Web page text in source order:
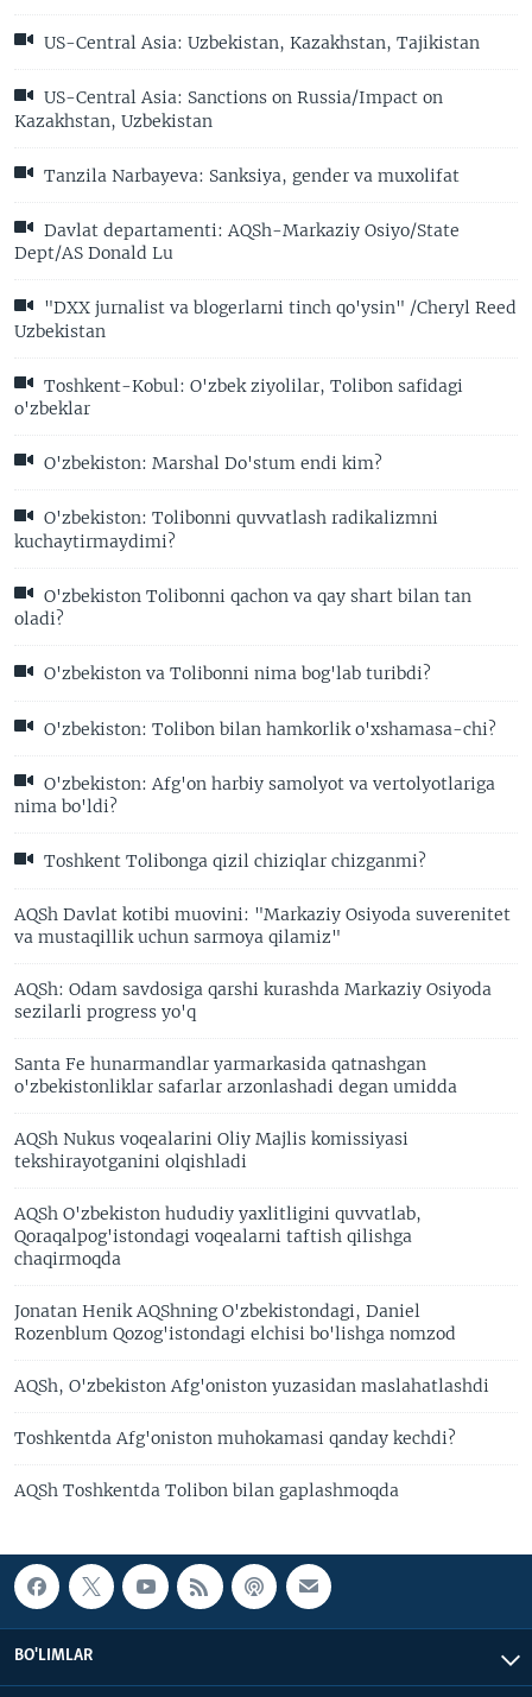
US-Central Asia: Uzbekistan, Kazakhstan, Tajikistan
US-Central Asia: Sanctions on Russia/Impact on
Kazakhstan, Uzbekistan
Tanzila Narbayeva: Sanksiya, gender va muxolifat
Davlat departamenti: AQSh-Markaziy Osiyo/State
Dept/AS Donald Lu
"DXX jurnalist va blogerlarni tinch qo'ysin" /Cheryl Reed
Uzbekistan
Toshkent-Kobul: O'zbek ziyolilar, Tolibon safidagi
o'zbeklar
O'zbekiston: Marshal Do'stum endi kim?
O'zbekiston: Tolibonni quvvatlash radikalizmni
kuchaytirmaydimi?
O'zbekiston Tolibonni qachon va qay shart bilan tan
oladi?
O'zbekiston va Tolibonni nima bog'lab turibdi?
O'zbekiston: Tolibon bilan hamkorlik o'xshamasa-chi?
O'zbekiston: Afg'on harbiy samolyot va vertolyotlariga
nima bo'ldi?
Toshkent Tolibonga qizil chiziqlar chizganmi?
AQSh Davlat kotibi muovini: "Markaziy Osiyoda suverenitet
va mustaqillik uchun sarmoya qilamiz"
AQSh: Odam savdosiga qarshi kurashda Markaziy Osiyoda
sezilarli progress yo'q
Santa Fe hunarmandlar yarmarkasida qatnashgan
o'zbekistonliklar safarlar arzonlashadi degan umidda
AQSh Nukus voqealarini Oliy Majlis komissiyasi
tekshirayotganini olqishladi
AQSh O'zbekiston hududiy yaxlitligini quvvatlab,
Qoraqalpog'istondagi voqealarni taftish qilishga
chaqirmoqda
Jonatan Henik AQShning O'zbekistondagi, Daniel
Rozenblum Qozog'istondagi elchisi bo'lishga nomzod
AQSh, O'zbekiston Afg'oniston yuzasidan maslahatlashdi
Toshkentda Afg'oniston muhokamasi qanday kechdi?
AQSh Toshkentda Tolibon bilan gaplashmoqda
BO'LIMLAR